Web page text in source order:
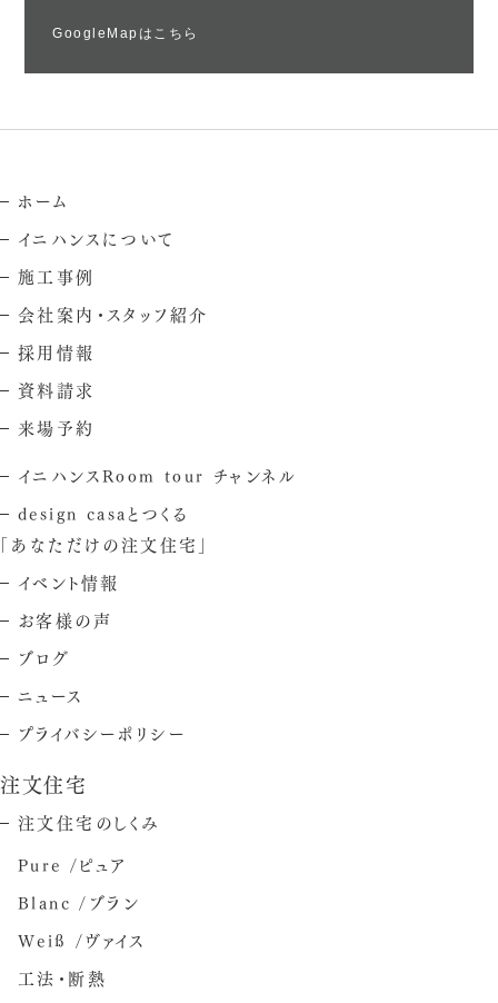
GoogleMapはこちら
ホーム
イニハンスについて
施工事例
会社案内・スタッフ紹介
採用情報
資料請求
来場予約
イニハンスRoom tour チャンネル
design casaとつくる
「あなただけの注文住宅」
イベント情報
お客様の声
ブログ
ニュース
プライバシーポリシー
注文住宅
注文住宅のしくみ
Pure /ピュア
Blanc /ブラン
Weiß /ヴァイス
工法・断熱